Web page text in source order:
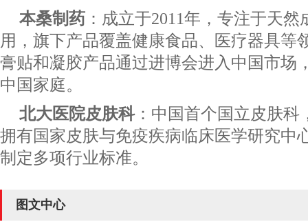
本桑制药 ：成立于2011年，专注于天
用，旗下产品覆盖健康食品、医疗器具等
膏贴和凝胶产品通过进博会进入中国市场
中国家庭。
北大医院皮肤科：中国首个国立皮肤科
拥有国家皮肤与免疫疾病临床医学研究中
制定多项行业标准。
图文中心